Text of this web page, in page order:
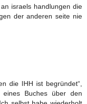
israels handlungen die
der anderen seite nie
die IHH ist begründet“,
eines Buches über den